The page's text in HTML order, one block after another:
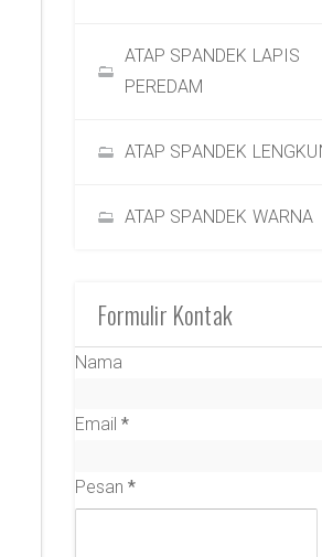
ATAP SPANDEK LAPIS
PEREDAM
ATAP SPANDEK
ATAP SPANDEK WARNA
Formulir Kontak
Nama
Email*
Pesan*